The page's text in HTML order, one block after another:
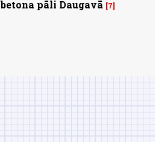
pāli Daugavā
7